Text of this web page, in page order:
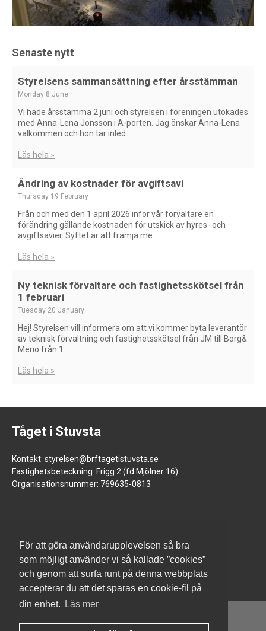
För att göra användarupplevelsen så bra
som möjligt använder vi så kallade ”cookies”
och genom att surfa runt på denna webbplats
accepterar du att det sparas en cookie-fil på
din enhet.
Läs mer
Senaste nytt
Styrelsens sammansättning efter årsstämman
Monday 8 June
Vi hade årsstämma 2 juni och styrelsen i föreningen utökades
med Anna-Lena Jonsson i A-porten. Jag önskar Anna-Lena
välkommen och hon tar inled...
Läs hela »
Ändring av kostnader för avgiftsavi
Thursday 19 February
Från och med den 1 april 2026 inför vår förvaltare en
förändring gällande kostnaden för utskick av hyres- och
avgiftsavier. Syftet är att främja me...
Läs hela »
Ny teknisk förvaltare och fastighetsskötsel från
1 februari
Tuesday 20 January
Hej! Styrelsen vill informera om att vi kommer byta leverantör
av teknisk förvaltning och fastighetsskötsel från JM till Borg&
Merio från 1...
Läs hela »
Tåget i Stuvsta
Kontakt: styrelsen@brftagetistuvsta.se
Fastighetsbeteckning: Frigg 2 (fd Mjölner 16)
Organisationsnummer: 769635-0813